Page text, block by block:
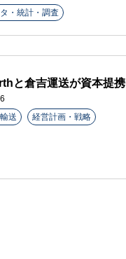
・統計・調査
と倉吉運送が資本提携
送
経営計画・戦略